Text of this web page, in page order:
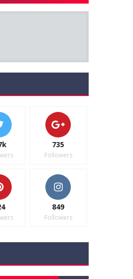
735
Followers
849
Followers